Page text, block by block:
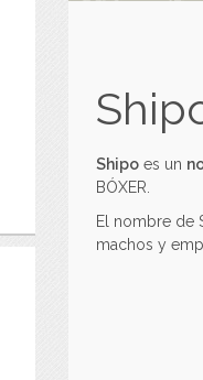
Shipo es un
BÓXER.
El nombre de
machos y